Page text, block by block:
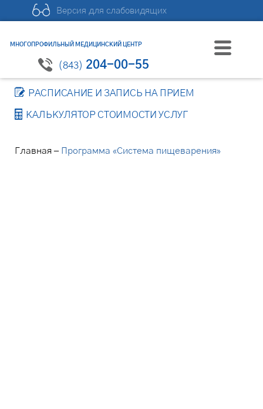
Версия для слабовидящих
МНОГОПРОФИЛЬНЫЙ МЕДИЦИНСКИЙ ЦЕНТР
(843) 204-00-55
РАСПИСАНИЕ И ЗАПИСЬ НА ПРИЕМ
КАЛЬКУЛЯТОР СТОИМОСТИ УСЛУГ
Главная –Программа «Система пищеварения»